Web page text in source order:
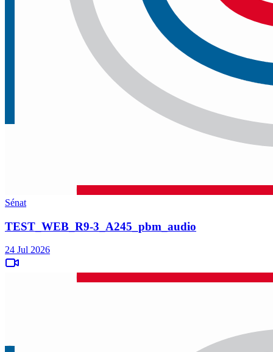
Sénat
TEST_WEB_R9-3_A245_pbm_audio
24 Jul 2026